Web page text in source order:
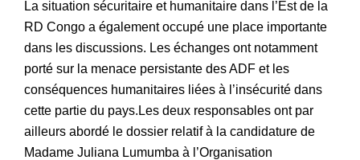
La situation sécuritaire et humanitaire dans l’Est de la
RD Congo a également occupé une place importante
dans les discussions. Les échanges ont notamment
porté sur la menace persistante des ADF et les
conséquences humanitaires liées à l’insécurité dans
cette partie du pays.Les deux responsables ont par
ailleurs abordé le dossier relatif à la candidature de
Madame Juliana Lumumba à l’Organisation